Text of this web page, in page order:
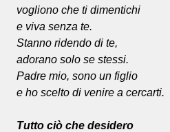
vogliono che ti dimentichi
e viva senza te.
Stanno ridendo di te,
adorano solo se stessi.
Padre mio, sono un figlio
e ho scelto di venire a cercarti.
Tutto ciò che desidero